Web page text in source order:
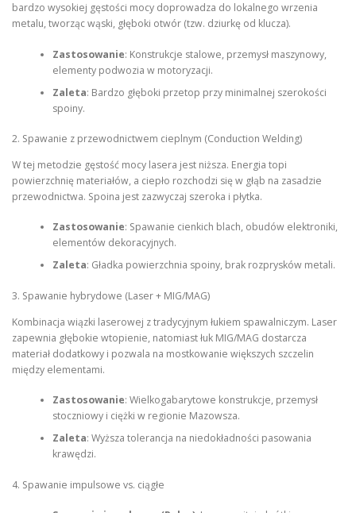
bardzo wysokiej gęstości mocy doprowadza do lokalnego wrzenia
metalu, tworząc wąski, głęboki otwór (tzw. dziurkę od klucza).
Zastosowanie: Konstrukcje stalowe, przemysł maszynowy,
elementy podwozia w motoryzacji.
Zaleta: Bardzo głęboki przetop przy minimalnej szerokości
spoiny.
2. Spawanie z przewodnictwem cieplnym (Conduction Welding)
W tej metodzie gęstość mocy lasera jest niższa. Energia topi
powierzchnię materiałów, a ciepło rozchodzi się w głąb na zasadzie
przewodnictwa. Spoina jest zazwyczaj szeroka i płytka.
Zastosowanie: Spawanie cienkich blach, obudów elektroniki,
elementów dekoracyjnych.
Zaleta: Gładka powierzchnia spoiny, brak rozprysków metali.
3. Spawanie hybrydowe (Laser + MIG/MAG)
Kombinacja wiązki laserowej z tradycyjnym łukiem spawalniczym. Laser
zapewnia głębokie wtopienie, natomiast łuk MIG/MAG dostarcza
materiał dodatkowy i pozwala na mostkowanie większych szczelin
między elementami.
Zastosowanie: Wielkogabarytowe konstrukcje, przemysł
stoczniowy i ciężki w regionie Mazowsza.
Zaleta: Wyższa tolerancja na niedokładności pasowania
krawędzi.
4. Spawanie impulsowe vs. ciągłe